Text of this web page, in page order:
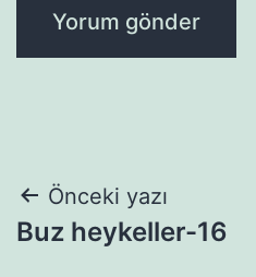
Yazı
gezinmesi
Önceki yazı
Buz heykeller-16